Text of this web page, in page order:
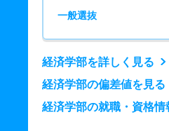
一般選抜
経済学部を詳しく見る
経済学部の偏差値を見る
経済学部の就職・資格情